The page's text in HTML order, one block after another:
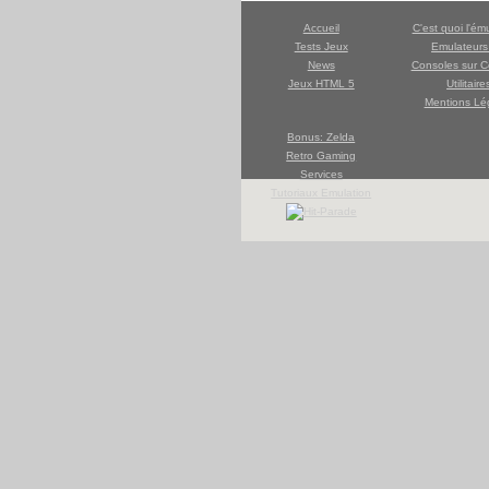
Accueil
Tests Jeux
News
Jeux HTML 5
C'est quoi
Consoles sur
Mentions
Bonus: Zelda
Retro Gaming
Services